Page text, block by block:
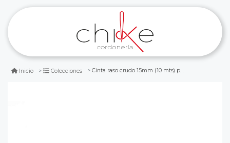
Inicio Colecciones Cinta raso crudo 15mm (10 mts) paq. 10 und